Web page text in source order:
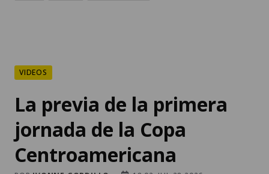
VIDEOS
La previa de la primera
jornada de la Copa
Centroamericana